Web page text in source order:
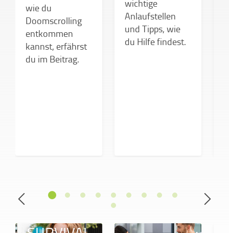
wie du
Doomscrolling
entkommen
kannst, erfährst
du im Beitrag.
wichtige
Anlaufstellen
und Tipps, wie
du Hilfe findest.